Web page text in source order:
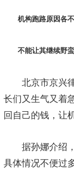
机构跑路原因各不
不能让其继续野蛮
北京市京兴律
长们又生气又着
回自己的钱，让
据孙娜介绍，
具体情况不便过